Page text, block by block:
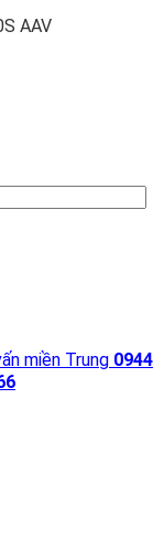
miền Trung 0944